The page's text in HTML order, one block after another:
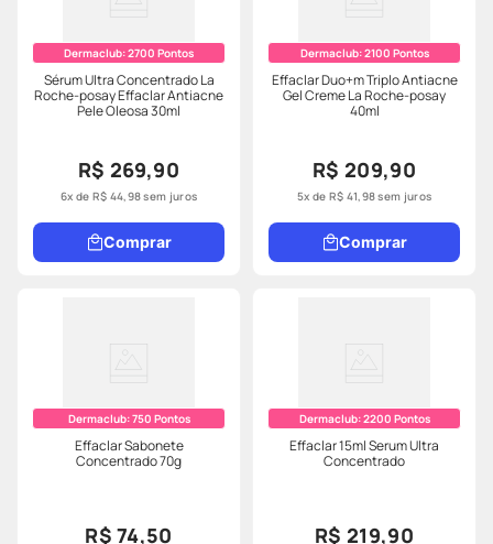
Dermaclub:2700 Pontos
Sérum Ultra Concentrado La
Roche-posay Effaclar Antiacne
Pele Oleosa 30ml
R$ 269,90
6x de R$ 44,98sem juros
Comprar
Dermaclub:2100 Pontos
Effaclar Duo+m Triplo Antiacne
Gel Creme La Roche-posay
40ml
R$ 209,90
5x de R$ 41,98sem juros
Comprar
Dermaclub:750 Pontos
Effaclar Sabonete
Concentrado 70g
R$ 74,50
Dermaclub:2200 Pontos
Effaclar 15ml Serum Ultra
Concentrado
R$ 219,90